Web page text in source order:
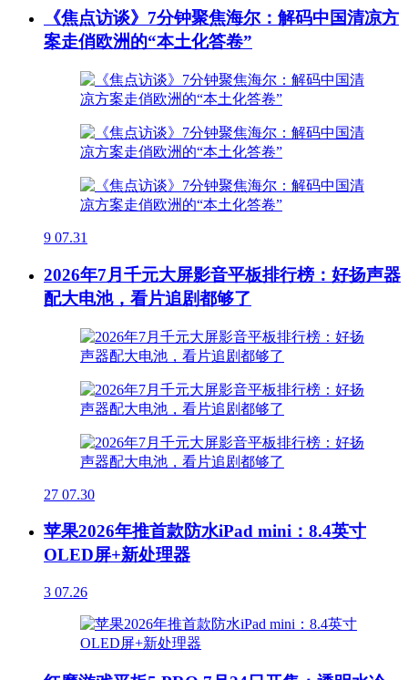
《焦点访谈》7分钟聚焦海尔：解码中国清凉方
案走俏欧洲的“本土化答卷”
9 07.31
2026年7月千元大屏影音平板排行榜：好扬声器
配大电池，看片追剧都够了
27 07.30
苹果2026年推首款防水iPad mini：8.4英寸
OLED屏+新处理器
3 07.26